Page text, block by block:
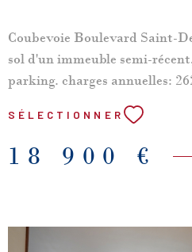
Coubevoie Boulevard Saint-
sol d'un immeuble semi-
parking. charges annuelles:
SÉLECTIONNER
18 900 €